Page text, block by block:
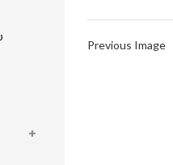
Previous Image